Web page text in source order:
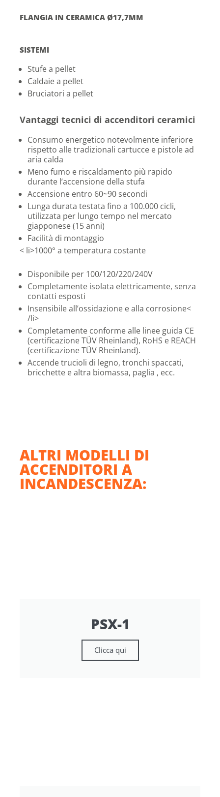
FLANGIA IN CERAMICA Ø17,7MM
SISTEMI
Stufe a pellet
Caldaie a pellet
Bruciatori a pellet
Vantaggi tecnici di accenditori ceramici
Consumo energetico notevolmente inferiore
rispetto alle tradizionali cartucce e pistole ad
aria calda
Meno fumo e riscaldamento più rapido
durante l’accensione della stufa
Accensione entro 60~90 secondi
Lunga durata testata fino a 100.000 cicli,
utilizzata per lungo tempo nel mercato
giapponese (15 anni)
Facilità di montaggio
< li>1000° a temperatura costante
Disponibile per 100/120/220/240V
Completamente isolata elettricamente, senza
contatti esposti
Insensibile all’ossidazione e alla corrosione<
/li>
Completamente conforme alle linee guida CE
(certificazione TÜV Rheinland), RoHS e REACH
(certificazione TÜV Rheinland).
Accende trucioli di legno, tronchi spaccati,
bricchette e altra biomassa, paglia , ecc.
ALTRI MODELLI DI
ACCENDITORI A
INCANDESCENZA:
PSX-1
Clicca qui